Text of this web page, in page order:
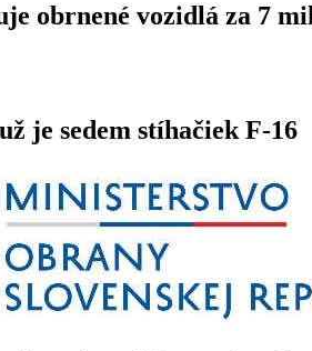
obrnené vozidlá za 7
je sedem stíhačiek F-16